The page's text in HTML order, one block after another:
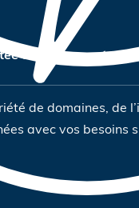
à tous les
de domaines, de
avec vos besoins